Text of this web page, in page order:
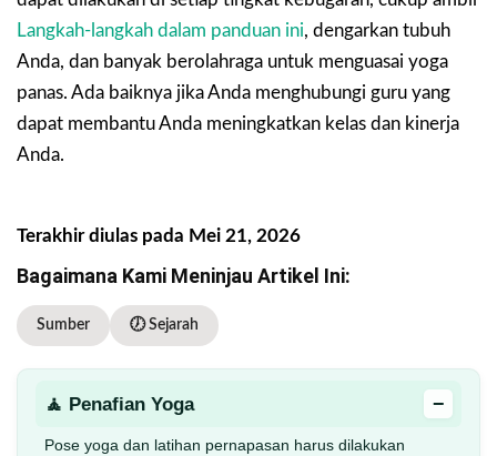
Langkah-langkah dalam panduan ini, dengarkan tubuh
Anda, dan banyak berolahraga untuk menguasai yoga
panas. Ada baiknya jika Anda menghubungi guru yang
dapat membantu Anda meningkatkan kelas dan kinerja
Anda.
Terakhir diulas pada Mei 21, 2026
Bagaimana Kami Meninjau Artikel Ini:
Sumber 🕖 Sejarah
🧘 Penafian Yoga −
Pose yoga dan latihan pernapasan harus dilakukan